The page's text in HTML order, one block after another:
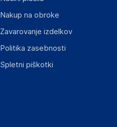
Nakup na obroke
Zavarovanje izdelkov
Politika zasebnosti
Spletni piškotki